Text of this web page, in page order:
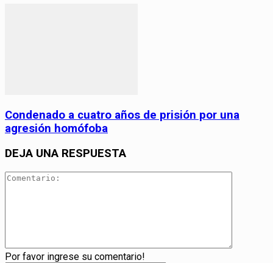
Condenado a cuatro años de prisión por una
agresión homófoba
DEJA UNA RESPUESTA
Por favor ingrese su comentario!